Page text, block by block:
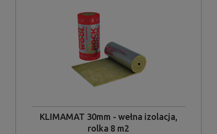
KLIMAMAT 30mm - wełna izolacja,
rolka 8 m2